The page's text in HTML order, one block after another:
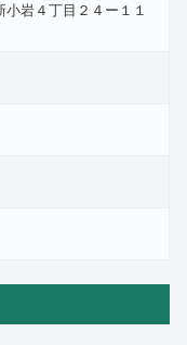
小岩４丁目２４ー１１